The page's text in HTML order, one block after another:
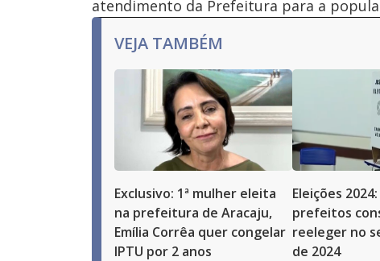
atendimento da Prefeitura para a
VEJA TAMBÉM
Exclusivo: 1ª mulher eleita
na prefeitura de Aracaju,
Emília Corrêa quer congelar
IPTU por 2 anos
Eleições
prefeitos
reeleger no
de 2024